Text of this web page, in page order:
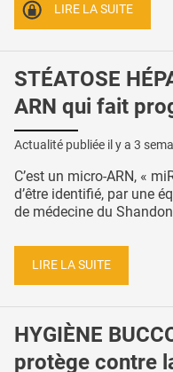
LIRE LA SUITE
STÉATOSE
ARN qui fait
Actualité publiée il y a 3
C’est un micro-ARN, «
d’être identifié, par une
de médecine du
LIRE LA SUITE
HYGIÈNE
protège contre